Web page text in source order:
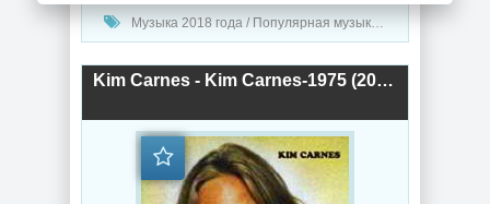
Музыка 2018 года / Популярная музыка / Рок - альтернативная музыка / Ретро музыка
Kim Carnes - Kim Carnes-1975 (2018) торрент